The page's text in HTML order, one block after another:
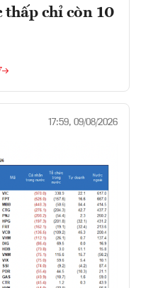
chỉ còn 10
17:59, 09/08/2026